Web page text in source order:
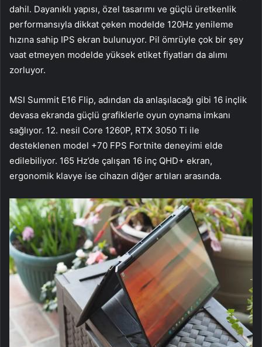
dahil. Dayanıklı yapısı, özel tasarımı ve güçlü üretkenlik
performansıyla dikkat çeken modelde 120Hz yenileme
hızına sahip IPS ekran bulunuyor. Pil ömrüyle çok bir şey
vaat etmeyen modelde yüksek etiket fiyatları da alımı
zorluyor.
MSI Summit E16 Flip, adından da anlaşılacağı gibi 16 inçlik
devasa ekranda güçlü grafiklerle oyun oynama imkanı
sağlıyor. 12. nesil Core 1260P, RTX 3050 Ti ile
desteklenen model +70 FPS Fortnite deneyimi elde
edilebiliyor. 165 Hz’de çalışan 16 inç QHD+ ekran,
ergonomik klavye ise cihazın diğer artıları arasında.